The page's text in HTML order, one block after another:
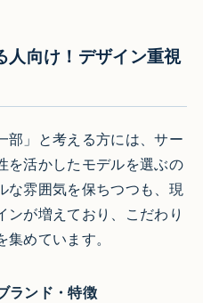
人向け！デザイン重視
部」と考える方には、サー
を活かしたモデルを選ぶの
な雰囲気を保ちつつも、現
ンが増えており、こだわり
めています。
ランド・特徴